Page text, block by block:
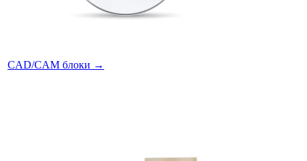
CAD/CAM блоки →